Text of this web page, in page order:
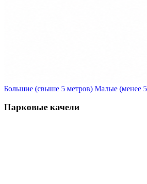
Большие (свыше 5 метров) Малые (менее
Парковые качели